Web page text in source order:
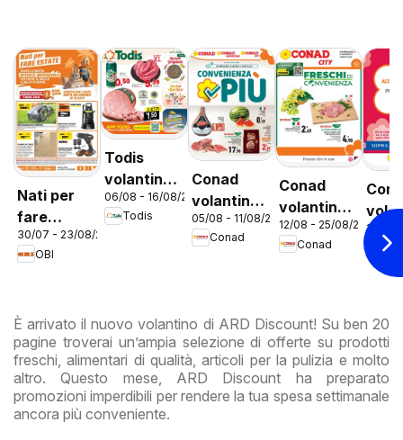
Nati per
fare
estate
30/07 - 23/08/2026
OBI
Todis
volantino
Lazio
06/08 - 16/08/2026
Todis
Conad
volantino
Convenienza
Più Lazio
05/08 - 11/08/2026
Conad
Conad
volantino
City Lazio
12/08 - 25/08/2026
Conad
City
Lazio
12/08
È arrivato il nuovo volantino di ARD Discount! Su ben 20
pagine troverai un’ampia selezione di offerte su prodotti
freschi, alimentari di qualità, articoli per la pulizia e molto
altro. Questo mese, ARD Discount ha preparato
promozioni imperdibili per rendere la tua spesa settimanale
ancora più conveniente.